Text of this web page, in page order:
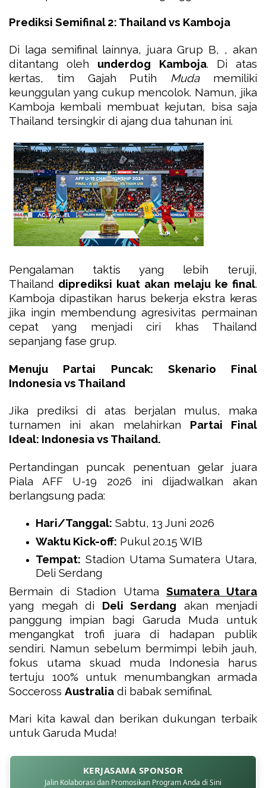
Prediksi Semifinal 2: Thailand vs Kamboja
Di laga semifinal lainnya, juara Grup B, , akan
ditantang oleh underdog Kamboja. Di atas
kertas, tim Gajah Putih Mudamemiliki
keunggulan yang cukup mencolok. Namun, jika
Kamboja kembali membuat kejutan, bisa saja
Thailand tersingkir di ajang dua tahunan ini.
Pengalaman taktis yang lebih teruji,
Thailand diprediksi kuat akan melaju ke final.
Kamboja dipastikan harus bekerja ekstra keras
jika ingin membendung agresivitas permainan
cepat yang menjadi ciri khas Thailand
sepanjang fase grup.
Menuju Partai Puncak: Skenario Final
Indonesia vs Thailand
Jika prediksi di atas berjalan mulus, maka
turnamen ini akan melahirkan Partai Final
Ideal: Indonesia vs Thailand.
Pertandingan puncak penentuan gelar juara
Piala AFF U-19 2026 ini dijadwalkan akan
berlangsung pada:
Hari/Tanggal: Sabtu, 13 Juni 2026
Waktu Kick-off: Pukul 20.15 WIB
Tempat: Stadion Utama Sumatera Utara,
Deli Serdang
Bermain di Stadion Utama Sumatera Utara
yang megah di Deli Serdang akan menjadi
panggung impian bagi Garuda Muda untuk
mengangkat trofi juara di hadapan publik
sendiri. Namun sebelum bermimpi lebih jauh,
fokus utama skuad muda Indonesia harus
tertuju 100% untuk menumbangkan armada
Socceross Australia di babak semifinal.
Mari kita kawal dan berikan dukungan terbaik
untuk Garuda Muda!
KERJASAMA SPONSOR
Jalin Kolaborasi dan Promosikan Program Anda di Sini